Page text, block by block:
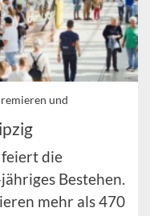
und
die
Bestehen.
mehr als 470